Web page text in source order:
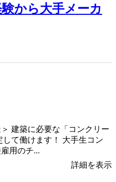
から大手メーカ
建築に必要な「コンクリー
して働けます！ 大手生コン
用のチ...
詳細を表示